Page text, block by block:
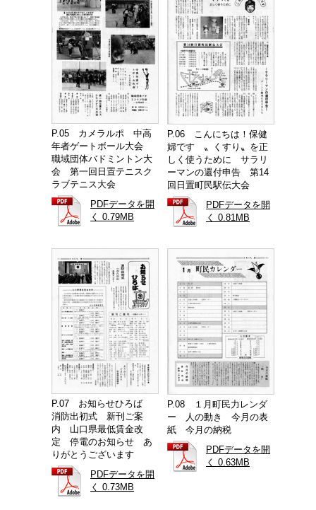
P.05 カメラルポ 中高
年者ゲートボール大会
職域団体バドミントン大
会 第一回日置テニスク
ラブテニス大会
PDFデータを開
く 0.79MB
P.06 こんにちは！保健
婦です 〟くすり〟を正
しく使うために サラリ
ーマンの還付申告 第14
回日置町民駅伝大会
PDFデータを開
く 0.81MB
P.07 お知らせひろば
消防出初式 新刊ご案
内 山口県最低賃金改
定 停電のお知らせ あ
りがとうございます
PDFデータを開
く 0.73MB
P.08 １月町民力レンダ
ー 人の動き 今月の表
紙 今月の納税
PDFデータを開
く 0.63MB